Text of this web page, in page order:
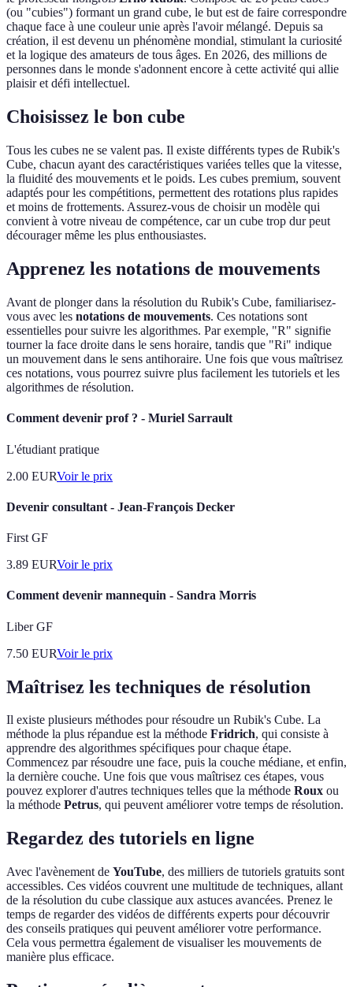
(ou "cubies") formant un grand cube, le but est de faire correspondre
chaque face à une couleur unie après l'avoir mélangé. Depuis sa
création, il est devenu un phénomène mondial, stimulant la curiosité
et la logique des amateurs de tous âges. En 2026, des millions de
personnes dans le monde s'adonnent encore à cette activité qui allie
plaisir et défi intellectuel.
Choisissez le bon cube
Tous les cubes ne se valent pas. Il existe différents types de Rubik's
Cube, chacun ayant des caractéristiques variées telles que la vitesse,
la fluidité des mouvements et le poids. Les cubes premium, souvent
adaptés pour les compétitions, permettent des rotations plus rapides
et moins de frottements. Assurez-vous de choisir un modèle qui
convient à votre niveau de compétence, car un cube trop dur peut
décourager même les plus enthousiastes.
Apprenez les notations de mouvements
Avant de plonger dans la résolution du Rubik's Cube, familiarisez-
vous avec les notations de mouvements. Ces notations sont
essentielles pour suivre les algorithmes. Par exemple, "R" signifie
tourner la face droite dans le sens horaire, tandis que "Ri" indique
un mouvement dans le sens antihoraire. Une fois que vous maîtrisez
ces notations, vous pourrez suivre plus facilement les tutoriels et les
algorithmes de résolution.
Comment devenir prof ? - Muriel Sarrault
L'étudiant pratique
2.00 EURVoir le prix
Devenir consultant - Jean-François Decker
First GF
3.89 EURVoir le prix
Comment devenir mannequin - Sandra Morris
Liber GF
7.50 EURVoir le prix
Maîtrisez les techniques de résolution
Il existe plusieurs méthodes pour résoudre un Rubik's Cube. La
méthode la plus répandue est la méthode Fridrich, qui consiste à
apprendre des algorithmes spécifiques pour chaque étape.
Commencez par résoudre une face, puis la couche médiane, et enfin,
la dernière couche. Une fois que vous maîtrisez ces étapes, vous
pouvez explorer d'autres techniques telles que la méthode Roux ou
la méthode Petrus, qui peuvent améliorer votre temps de résolution.
Regardez des tutoriels en ligne
Avec l'avènement de YouTube, des milliers de tutoriels gratuits sont
accessibles. Ces vidéos couvrent une multitude de techniques, allant
de la résolution du cube classique aux astuces avancées. Prenez le
temps de regarder des vidéos de différents experts pour découvrir
des conseils pratiques qui peuvent améliorer votre performance.
Cela vous permettra également de visualiser les mouvements de
manière plus efficace.